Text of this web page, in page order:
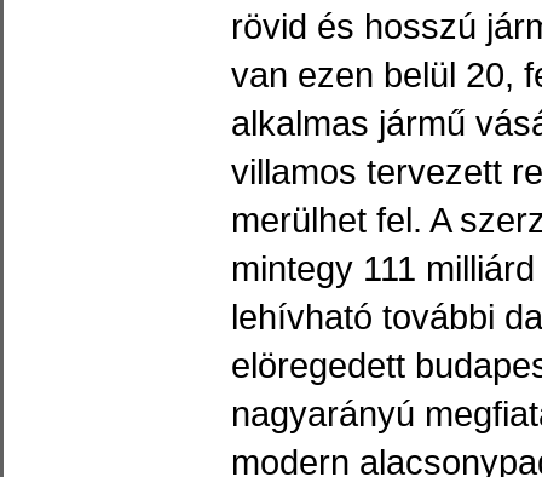
rövid és hosszú
van ezen belül 20,
alkalmas jármű
villamos tervezett
merülhet fel. A
mintegy 111
lehívható további
elöregedett
nagyarányú
modern